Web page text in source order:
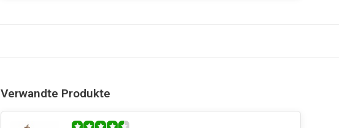
Verwandte Produkte